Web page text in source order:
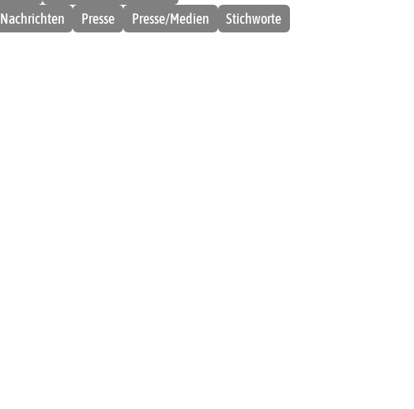
Nachrichten Presse Presse/Medien
Stichworte